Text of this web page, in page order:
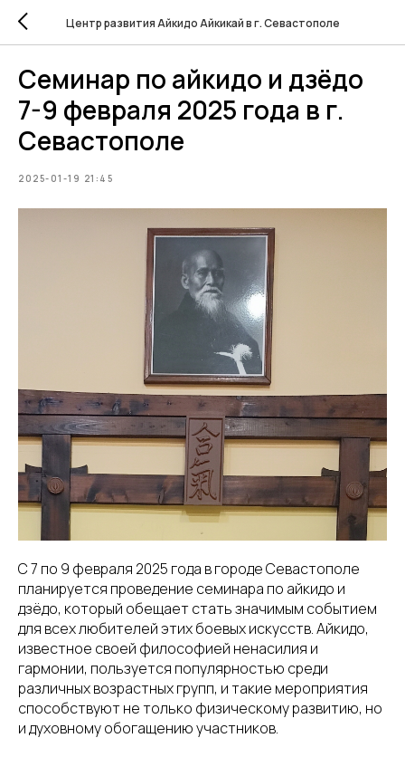
Центр развития Айкидо Айкикай в г. Севастополе
Семинар по айкидо и дзёдо
7-9 февраля 2025 года в г.
Севастополе
2025-01-19 21:45
С 7 по 9 февраля 2025 года в городе Севастополе
планируется проведение семинара по айкидо и
дзёдо, который обещает стать значимым событием
для всех любителей этих боевых искусств. Айкидо,
известное своей философией ненасилия и
гармонии, пользуется популярностью среди
различных возрастных групп, и такие мероприятия
способствуют не только физическому развитию, но
и духовному обогащению участников.